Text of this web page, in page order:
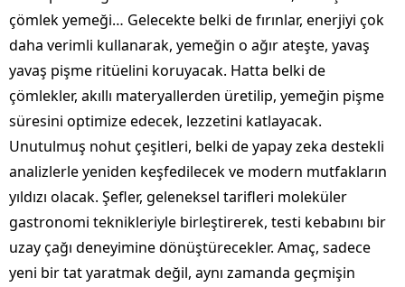
çömlek yemeği… Gelecekte belki de fırınlar, enerjiyi çok
daha verimli kullanarak, yemeğin o ağır ateşte, yavaş
yavaş pişme ritüelini koruyacak. Hatta belki de
çömlekler, akıllı materyallerden üretilip, yemeğin pişme
süresini optimize edecek, lezzetini katlayacak.
Unutulmuş nohut çeşitleri, belki de yapay zeka destekli
analizlerle yeniden keşfedilecek ve modern mutfakların
yıldızı olacak. Şefler, geleneksel tarifleri moleküler
gastronomi teknikleriyle birleştirerek, testi kebabını bir
uzay çağı deneyimine dönüştürecekler. Amaç, sadece
yeni bir tat yaratmak değil, aynı zamanda geçmişin